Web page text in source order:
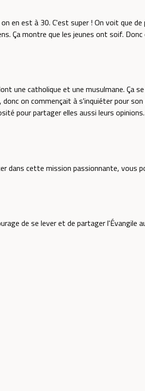
en est à 30. C'est super ! On voit que de
Ça montre que les jeunes ont soif.
une catholique et une musulmane. Ça
on commençait à s'inquiéter pour
pour partager elles aussi leurs
dans cette mission passionnante, vous
de se lever et de partager l'Évangile